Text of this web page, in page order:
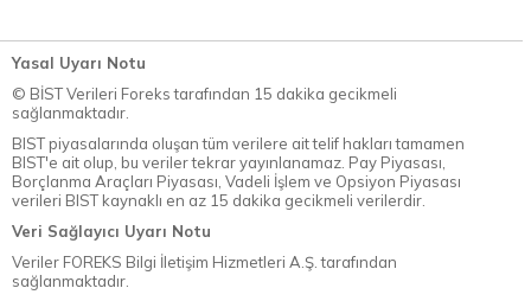
Yasal Uyarı Notu
© BİST Verileri Foreks tarafından 15 dakika gecikmeli
sağlanmaktadır.
BIST piyasalarında oluşan tüm verilere ait telif hakları tamamen
BIST'e ait olup, bu veriler tekrar yayınlanamaz. Pay Piyasası,
Borçlanma Araçları Piyasası, Vadeli İşlem ve Opsiyon Piyasası
verileri BIST kaynaklı en az 15 dakika gecikmeli verilerdir.
Veri Sağlayıcı Uyarı Notu
Veriler FOREKS Bilgi İletişim Hizmetleri A.Ş. tarafından
sağlanmaktadır.